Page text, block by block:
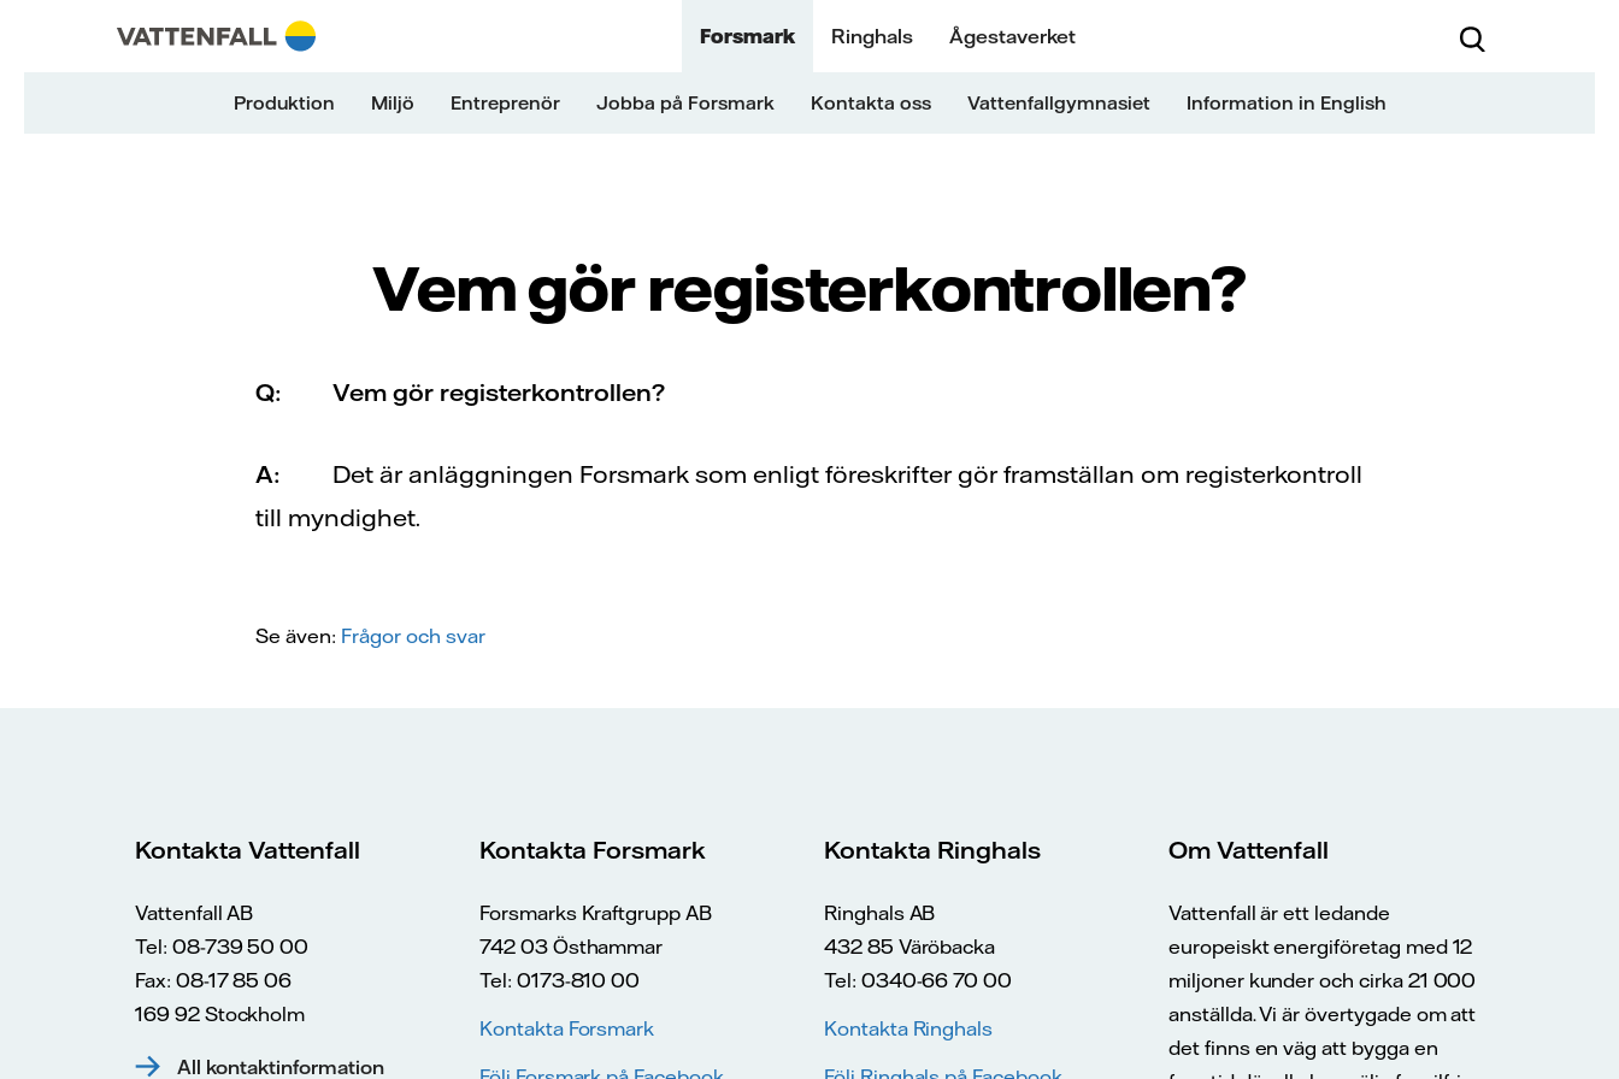
Skip to content
Gå till huvudnavigeringen
Gå till sidfoten Forsmark Ringhals Ågestaverket
Produktion Miljö Entreprenör Jobba på Forsmark Kontakta oss Vattenfallgymnasiet Information in English
Vem gör registerkontrollen?
Q: Vem gör registerkontrollen?
A:
Det är anläggningen Forsmark som enligt föreskrifter gör framställan om registerkontroll
till myndighet.
Se även: Frågor och svar
Gå till huvudnavigeringen
Kontakta Vattenfall
Vattenfall AB
Tel: 08-739 50 00
Fax: 08-17 85 06
169 92 Stockholm
All kontaktinformation
Kontakta Forsmark
Forsmarks Kraftgrupp AB
742 03 Östhammar
Tel: 0173-810 00
Kontakta Forsmark
Kontakta Ringhals
Ringhals AB
432 85 Väröbacka
Tel: 0340-66 70 00
Kontakta Ringhals
Om Vattenfall
Vattenfall är ett ledande
europeiskt energiföretag med 12
miljoner kunder och cirka 21 000
anställda. Vi är övertygade om att
det finns en väg att bygga en